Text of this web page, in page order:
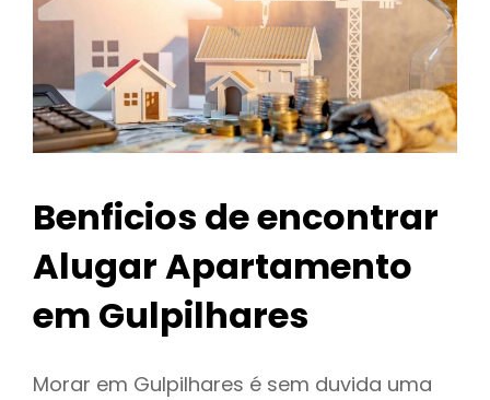
Benficios de encontrar
Alugar Apartamento
em Gulpilhares
Morar em Gulpilhares é sem duvida uma